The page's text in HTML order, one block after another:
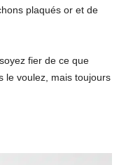
plaqués or et de
fier de ce que
le voulez, mais toujours